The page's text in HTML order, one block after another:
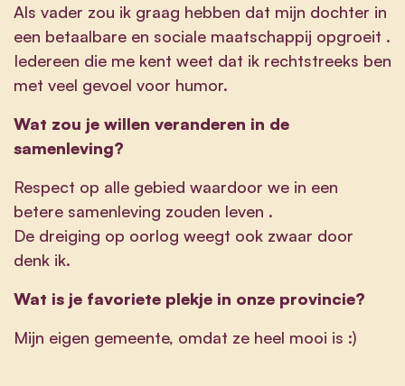
Als vader zou ik graag hebben dat mijn dochter in
een betaalbare en sociale maatschappij opgroeit .
Iedereen die me kent weet dat ik rechtstreeks ben
met veel gevoel voor humor.
Wat zou je willen veranderen in de
samenleving?
Respect op alle gebied waardoor we in een
betere samenleving zouden leven .
De dreiging op oorlog weegt ook zwaar door
denk ik.
Wat is je favoriete plekje in onze provincie?
Mijn eigen gemeente, omdat ze heel mooi is :)